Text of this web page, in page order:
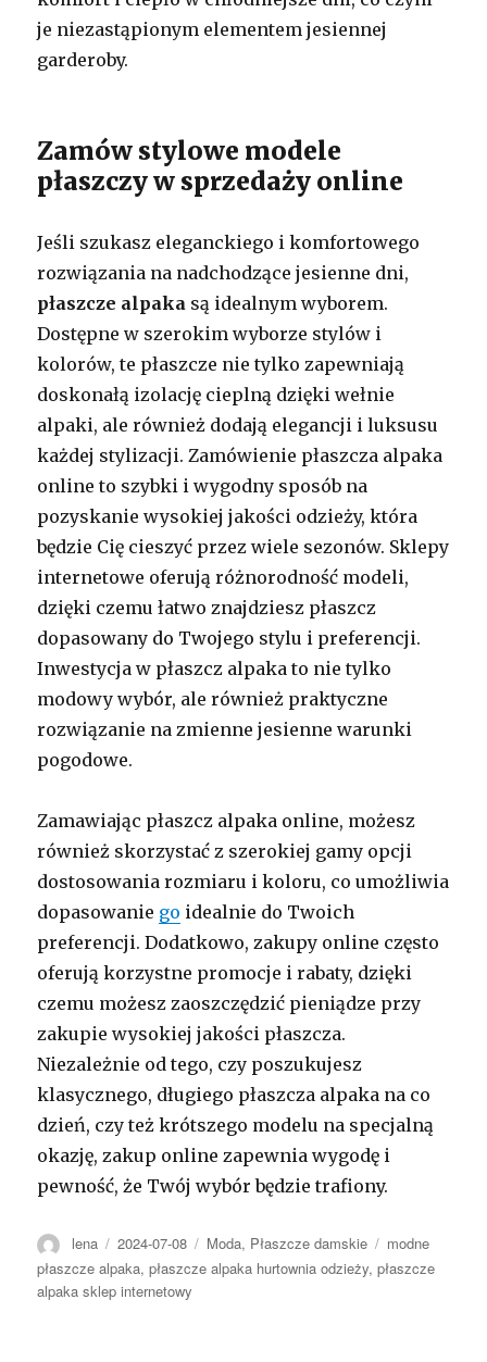
je niezastąpionym elementem jesiennej
garderoby.
Zamów stylowe modele
płaszczy w sprzedaży online
Jeśli szukasz eleganckiego i komfortowego
rozwiązania na nadchodzące jesienne dni,
płaszcze alpaka są idealnym wyborem.
Dostępne w szerokim wyborze stylów i
kolorów, te płaszcze nie tylko zapewniają
doskonałą izolację cieplną dzięki wełnie
alpaki, ale również dodają elegancji i luksusu
każdej stylizacji. Zamówienie płaszcza alpaka
online to szybki i wygodny sposób na
pozyskanie wysokiej jakości odzieży, która
będzie Cię cieszyć przez wiele sezonów. Sklepy
internetowe oferują różnorodność modeli,
dzięki czemu łatwo znajdziesz płaszcz
dopasowany do Twojego stylu i preferencji.
Inwestycja w płaszcz alpaka to nie tylko
modowy wybór, ale również praktyczne
rozwiązanie na zmienne jesienne warunki
pogodowe.
Zamawiając płaszcz alpaka online, możesz
również skorzystać z szerokiej gamy opcji
dostosowania rozmiaru i koloru, co umożliwia
dopasowanie go idealnie do Twoich
preferencji. Dodatkowo, zakupy online często
oferują korzystne promocje i rabaty, dzięki
czemu możesz zaoszczędzić pieniądze przy
zakupie wysokiej jakości płaszcza.
Niezależnie od tego, czy poszukujesz
klasycznego, długiego płaszcza alpaka na co
dzień, czy też krótszego modelu na specjalną
okazję, zakup online zapewnia wygodę i
pewność, że Twój wybór będzie trafiony.
Autor
lena Opublikowano
2024-07-08 Kategorie
Moda, Płaszcze damskie Tagi
modne
płaszcze alpaka,płaszcze alpaka hurtownia odzieży,płaszcze
alpaka sklep internetowy